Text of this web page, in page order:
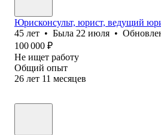
Юрисконсульт, юрист, ведущий
45 лет • Была 22 июля •
100 000 ₽
Не ищет работу
Общий опыт
26 лет 11 месяцев